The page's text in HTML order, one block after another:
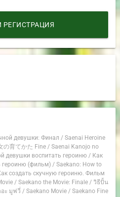
РЕГИСТРАЦИЯ
девушки: Финал / Saenai Heroine
の育てかた Fine/ Saenai Kanojo no
девушки воспитать героиню/ Как
героиню (фильм)/ Saekano: How to
создать скучную героиню. Фильм
/ Saekano the Movie: Finale/ วิธีปั้น
อะ มูฟวี่ / Saekano Movie/ Saekano Fine